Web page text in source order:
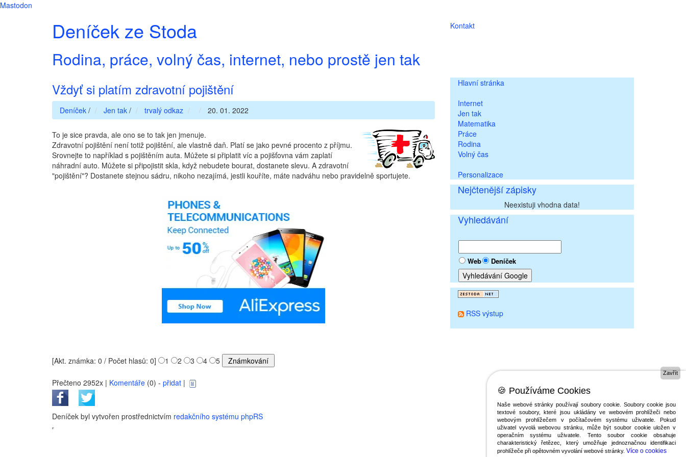
Mastodon
Deníček ze Stoda
Rodina, práce, volný čas, internet, nebo prostě jen tak
Kontakt
Vždyť si platím zdravotní pojištění
Deníček / Jen tak / trvalý odkaz 20. 01. 2022
To je sice pravda, ale ono se to tak jen jmenuje.
Zdravotní pojištění není totiž pojištění, ale vlastně daň. Platí se jako pevné procento z příjmu.
Srovnejte to například s pojištěním auta. Můžete si připlatit víc a pojišťovna vám zaplatí
náhradní auto. Můžete si připojistit skla, když nebudete bourat, dostanete slevu. A zdravotní
"pojištění"? Dostanete stejnou sádru, nikoho nezajímá, jestli kouříte, máte nadváhu nebo pravidelně sportujete.
[Akt. známka: 0 / Počet hlasů: 0] 1 2 3 4 5
Přečteno 2952x | Komentáře (0) - přidat |
Hlavní stránka
Internet
Jen tak
Matematika
Práce
Rodina
Volný čas
Personalizace
Nejčtenější zápisky
Neexistuji vhodna data!
Vyhledávání
Web Deníček
RSS výstup
Deníček byl vytvořen prostřednictvím redakčního systému phpRS
Zavřít
🍪 Používáme Cookies
Naše webové stránky používají soubory cookie. Soubory cookie jsou
textové soubory, které jsou ukládány ve webovém prohlížeči nebo
webovým prohlížečem v počítačovém systému uživatele. Pokud
uživatel vyvolá webovou stránku, může být soubor cookie uložen v
operačním systému uživatele. Tento soubor cookie obsahuje
charakteristický řetězec, který umožňuje jednoznačnou identifikaci
prohlížeče při opětovném vyvolání webové stránky. Více o cookies